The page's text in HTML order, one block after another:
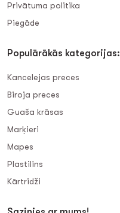
Privātuma politika
Piegāde
Populārākās kategorijas:
Kancelejas preces
Biroja preces
Guaša krāsas
Marķieri
Mapes
Plastilīns
Kārtridži